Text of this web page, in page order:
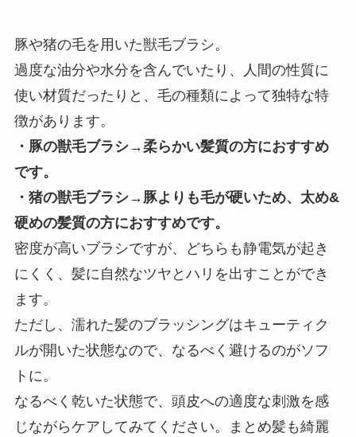
豚や猪の毛を用いた獣毛ブラシ。
過度な油分や水分を含んでいたり、人間の性質に
使い材質だったりと、毛の種類によって独特な特
徴があります。
・豚の獣毛ブラシ→柔らかい髪質の方におすすめ
です。
・猪の獣毛ブラシ→豚よりも毛が硬いため、太め&
硬めの髪質の方におすすめです。
密度が高いブラシですが、どちらも静電気が起き
にくく、髪に自然なツヤとハリを出すことができ
ます。
ただし、濡れた髪のブラッシングはキューティク
ルが開いた状態なので、なるべく避けるのがソフ
トに。
なるべく乾いた状態で、頭皮への適度な刺激を感
じながらケアしてみてください。まとめ髪も綺麗